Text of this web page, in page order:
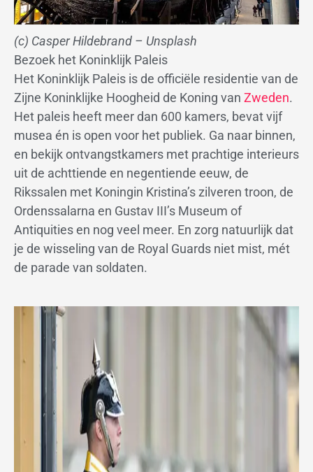
(c) Casper Hildebrand – Unsplash
Bezoek het Koninklijk Paleis
Het Koninklijk Paleis is de officiële residentie van de
Zijne Koninklijke Hoogheid de Koning van Zweden.
Het paleis heeft meer dan 600 kamers, bevat vijf
musea én is open voor het publiek. Ga naar binnen,
en bekijk ontvangstkamers met prachtige interieurs
uit de achttiende en negentiende eeuw, de
Rikssalen met Koningin Kristina’s zilveren troon, de
Ordenssalarna en Gustav III’s Museum of
Antiquities en nog veel meer. En zorg natuurlijk dat
je de wisseling van de Royal Guards niet mist, mét
de parade van soldaten.